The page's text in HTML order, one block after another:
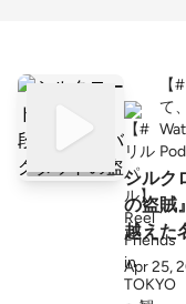
て
シルク
の盗賊
越えた
Series
Apr 25,